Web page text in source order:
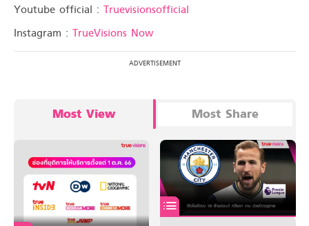
Youtube official : Truevisionsofficial
Instagram : TrueVisions Now
Most View Most Share